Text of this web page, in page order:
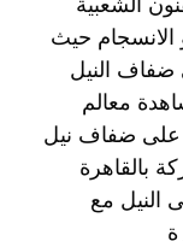
الانسجام حيث
ضفاف النيل
معالم
على ضفاف نيل
بالقاهرة
النيل مع